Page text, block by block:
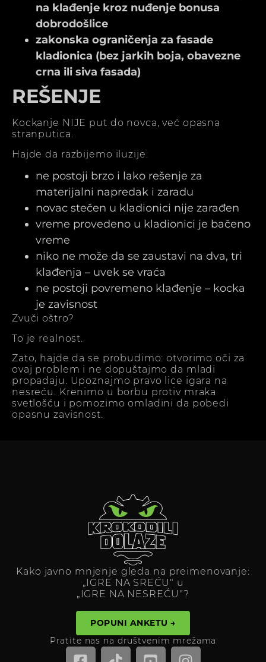
na klađenje kroz nuđenje bonusa
dobrodošlice
zakonska ograničenja za fasade
kladionica (bez jarkih boja, obavezne
crna ili siva fasada)
REŠENJE
Kockanje NIJE put do novca, već opasna
stranputica.
Hajde da razbijemo iluzije:
ne postoji brzo i lako rešenje za
materijalni napredak i zaradu
novac stečen u kladionici nije zarađen
vreme provedeno u kladionici je bačeno
vreme
niko ne može da se zaustavi na dva, tri
klađenja – uvek se vraća
ne postoji povremeno klađenje – kocka
je zavisnost
Zvuči oštro?
To je realnost.
Zato, hajde da se probudimo: otvorimo oči za
ovaj problem i ne dopuštajmo da mladi
propadaju. Upoznajmo pravo lice igara na
nesreću. Krenimo u borbu protiv mraka
svetlošću i pomozimo omladini da pobedi
opasnu zavisnost.
Kako javno mnjenje gleda na preimenovanje:
„IGRE NA SREĆU" u
„IGRE NA NESREĆU"?
POPUNI ANKETU →
Pratite nas na društvenim mrežama